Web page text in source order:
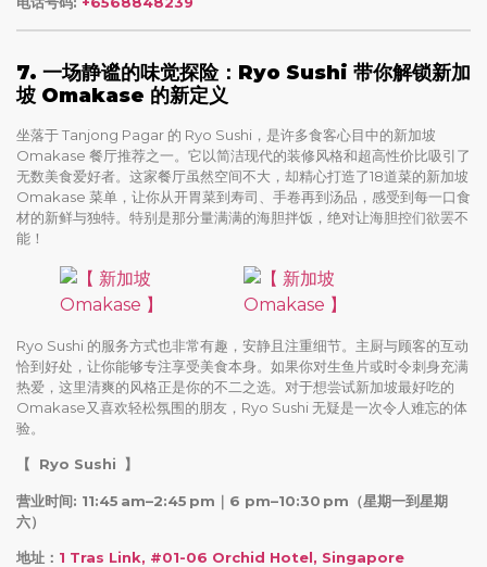
7. 一场静谧的味觉探险：Ryo Sushi 带你解锁新加
坡 Omakase 的新定义
坐落于 Tanjong Pagar 的 Ryo Sushi，是许多食客心目中的新加坡
Omakase 餐厅推荐之一。它以简洁现代的装修风格和超高性价比吸引了
无数美食爱好者。这家餐厅虽然空间不大，却精心打造了18道菜的新加坡
Omakase 菜单，让你从开胃菜到寿司、手卷再到汤品，感受到每一口食
材的新鲜与独特。特别是那分量满满的海胆拌饭，绝对让海胆控们欲罢不
能！
Ryo Sushi 的服务方式也非常有趣，安静且注重细节。主厨与顾客的互动
恰到好处，让你能够专注享受美食本身。如果你对生鱼片或时令刺身充满
热爱，这里清爽的风格正是你的不二之选。对于想尝试新加坡最好吃的
Omakase又喜欢轻松氛围的朋友，Ryo Sushi 无疑是一次令人难忘的体
验。
【 Ryo Sushi 】
营业时间: 11:45 am–2:45 pm｜6 pm–10:30 pm （星期一到星期
六）
地址： 1 Tras Link, #01-06 Orchid Hotel, Singapore